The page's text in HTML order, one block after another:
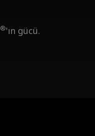
®'ın gücü.